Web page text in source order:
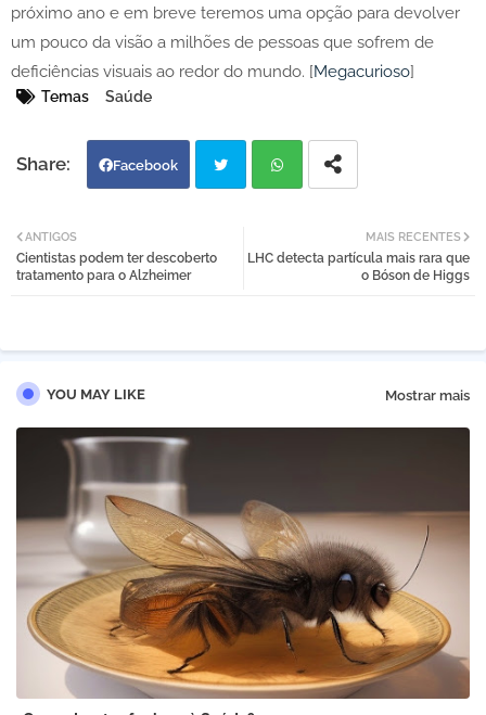
próximo ano e em breve teremos uma opção para devolver
um pouco da visão a milhões de pessoas que sofrem de
deficiências visuais ao redor do mundo. [Megacurioso]
Temas Saúde
Facebook
tter atsa
MAIS RECENTES
LHC detecta partícula mais rara que
o Bóson de Higgs
ANTIGOS
Cientistas podem ter descoberto
tratamento para o Alzheimer
YOU MAY LIKE Mostrar mais